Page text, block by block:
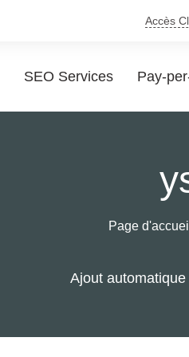
Accès
SEO Services Pay-
Page d'accueil
Ajout